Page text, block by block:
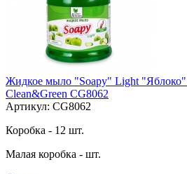
Жидкое мыло "Soapy" Light "Яблоко"
Clean&Green CG8062
Артикул: CG8062
Коробка - 12 шт.
Малая коробка - шт.